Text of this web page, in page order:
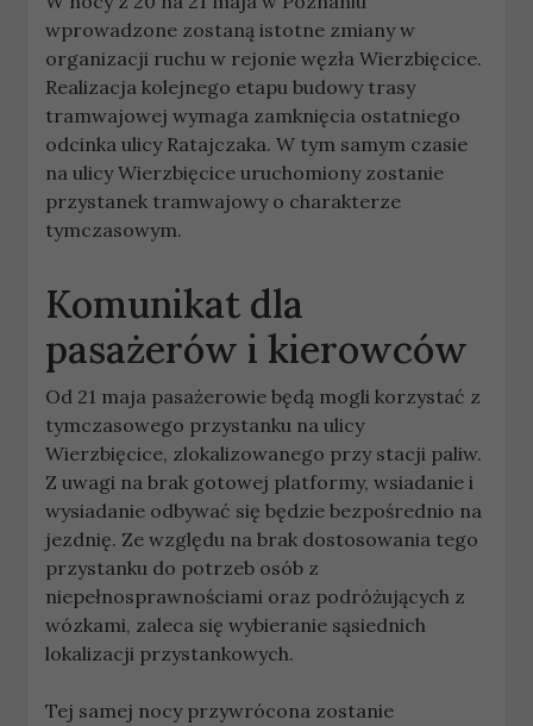
wprowadzone zostaną istotne zmiany w
organizacji ruchu w rejonie węzła Wierzbięcice.
Realizacja kolejnego etapu budowy trasy
tramwajowej wymaga zamknięcia ostatniego
odcinka ulicy Ratajczaka. W tym samym czasie
na ulicy Wierzbięcice uruchomiony zostanie
przystanek tramwajowy o charakterze
tymczasowym.
Komunikat dla
pasażerów i kierowców
Od 21 maja pasażerowie będą mogli korzystać z
tymczasowego przystanku na ulicy
Wierzbięcice, zlokalizowanego przy stacji paliw.
Z uwagi na brak gotowej platformy, wsiadanie i
wysiadanie odbywać się będzie bezpośrednio na
jezdnię. Ze względu na brak dostosowania tego
przystanku do potrzeb osób z
niepełnosprawnościami oraz podróżujących z
wózkami, zaleca się wybieranie sąsiednich
lokalizacji przystankowych.
Tej samej nocy przywrócona zostanie